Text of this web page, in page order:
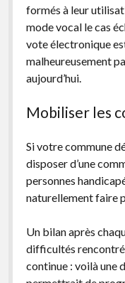
formés à leur
mode vocal le cas
vote électronique
malheureusement
aujourd’hui.
Mobiliser les
Si votre commune
disposer d’une
personnes
naturellement faire
Un bilan après
difficultés
continue : voilà une